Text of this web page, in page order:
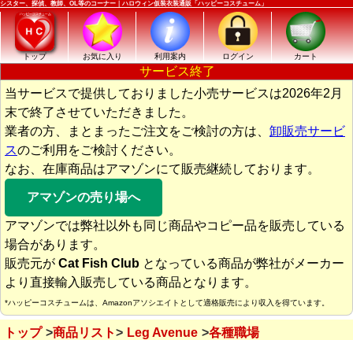
シスター、探偵、教師、OL等のコーナー｜ハロウィン仮装衣装通販「ハッピーコスチューム」
トップ お気に入り 利用案内 ログイン カート
サービス終了
当サービスで提供しておりました小売サービスは2026年2月
末で終了させていただきました。
業者の方、まとまったご注文をご検討の方は、 卸販売サービ
スのご利用をご検討ください。
なお、在庫商品はアマゾンにて販売継続しております。
アマゾンの売り場へ
アマゾンでは弊社以外も同じ商品やコピー品を販売している
場合があります。
販売元が Cat Fish Club となっている商品が弊社がメーカー
より直接輸入販売している商品となります。
*ハッピーコスチュームは、Amazonアソシエイトとして適格販売により収入を得ています。
トップ 商品リスト Leg Avenue 各種職場